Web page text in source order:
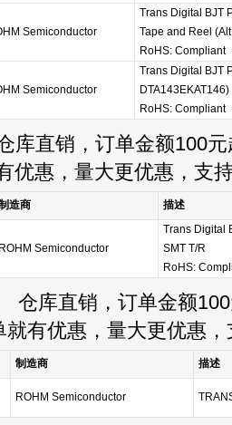
Semiconductor
Trans Digital BJT
Tape and Reel
RoHS: Compliant
Semiconductor
Trans Digital BJT
DTA143EKAT146)
RoHS: Compliant
库直销，订单金额100元
优惠，量大更优惠，支
造商 描述
ROHM Semiconductor
Trans Digital
SMT T/R
RoHS:
仓库直销，订单金额
就有优惠，量大更优惠
制造商
描述
ROHM Semiconductor